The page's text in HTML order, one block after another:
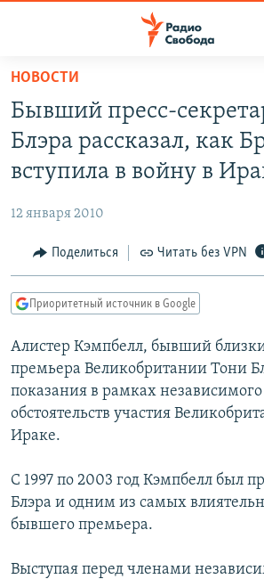
упрощенного
доступа
Вернуться
основному
Вернутся
Вернутся
поиску
АВТОРСКИЕ ПРОЕКТЫ
МНЕНИЯ
КУЛЬТУРА
КАВКАЗ.РЕАЛИИ
СЕВЕР.РЕАЛИИ
СИБИРЬ.РЕАЛИИ
РАСПИСАНИЕ ВЕЩАНИЯ
ПОДПИШИТЕСЬ НА РАССЫЛКУ
СОЦИАЛЬНЫЕ СЕТИ
НОВОСТИ
Бывший пресс-
Блэра рассказал, как
вступила в войну в
12 января 2010
Поделиться Читать без VPN
Приоритетный источник в Google
Алистер Кэмпбелл, бывший
премьера Великобритании Тони
показания в рамках
обстоятельств участия
Ираке.
С 1997 по 2003 год Кэмпбелл был
Блэра и одним из самых
бывшего премьера.
Выступая перед членами